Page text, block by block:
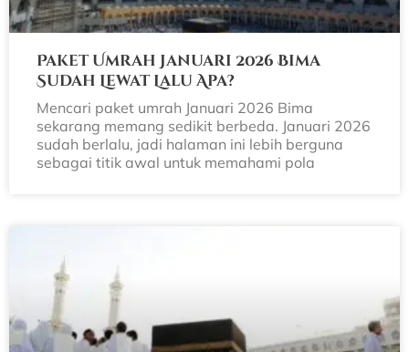
Paket Umrah Januari 2026 Bima
Sudah Lewat Lalu Apa?
Mencari paket umrah Januari 2026 Bima
sekarang memang sedikit berbeda. Januari 2026
sudah berlalu, jadi halaman ini lebih berguna
sebagai titik awal untuk memahami pola